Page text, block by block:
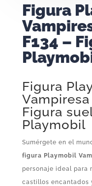
Figura
F134 –
Figura
Vampiresa
Figura
Playmobil
Sumérgete en el
figura Playmobil
personaje ideal para
castillos encantados